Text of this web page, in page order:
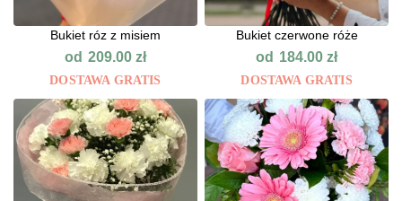
Bukiet róz z misiem
od 209.00 zł
DOSTAWA GRATIS
Bukiet czerwone róże
od 184.00zł
DOSTAWA GRATIS